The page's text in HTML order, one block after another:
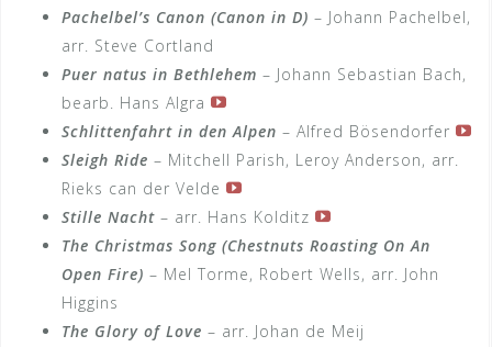
Pachelbel’s Canon (Canon in D) – Johann Pachelbel,
arr. Steve Cortland
Puer natus in Bethlehem – Johann Sebastian Bach,
bearb. Hans Algra
Schlittenfahrt in den Alpen – Alfred Bösendorfer
Sleigh Ride – Mitchell Parish, Leroy Anderson, arr.
Rieks can der Velde
Stille Nacht – arr. Hans Kolditz
The Christmas Song (Chestnuts Roasting On An
Open Fire) – Mel Torme, Robert Wells, arr. John
Higgins
The Glory of Love – arr. Johan de Meij